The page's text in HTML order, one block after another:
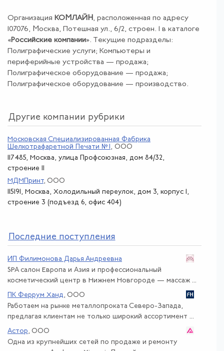
Организация КОМЛАЙН , расположенная по адресу
107076, Москва, Потешная ул., 6/2, строен. 1 в каталоге
«Российские компании». Текущие подразделы:
Полиграфические услуги; Компьютеры и
периферийные устройства — продажа;
Полиграфическое оборудование — продажа;
Полиграфическое оборудование — производство.
Другие компании рубрики
Московская Специализированная Фабрика
Шелкотрафаретной Печати № 1 , ООО
117 485, Москва, улица Профсоюзная, дом 84/32,
строение 11
МДМПринт, ООО
115191, Москва, Холодильный переулок, дом 3, корпус 1,
строение 3 (подъезд 6, офис 404)
Последние поступления
ИП Филимонова Дарья Андреевна
SPA салон Европа и Азия и профессиональный
косметический центр в Нижнем Новгороде — массаж ...
ПК Феррум Ханд , ООО
Работаем на рынке металлопроката Северо-Запада,
предлагая клиентам не только широкий ассортимент ...
Астор , ООО
Одна из крупнейших сетей по продаже и ремонту